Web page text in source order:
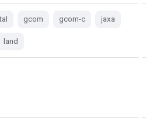
gcom gcom-c jaxa
land